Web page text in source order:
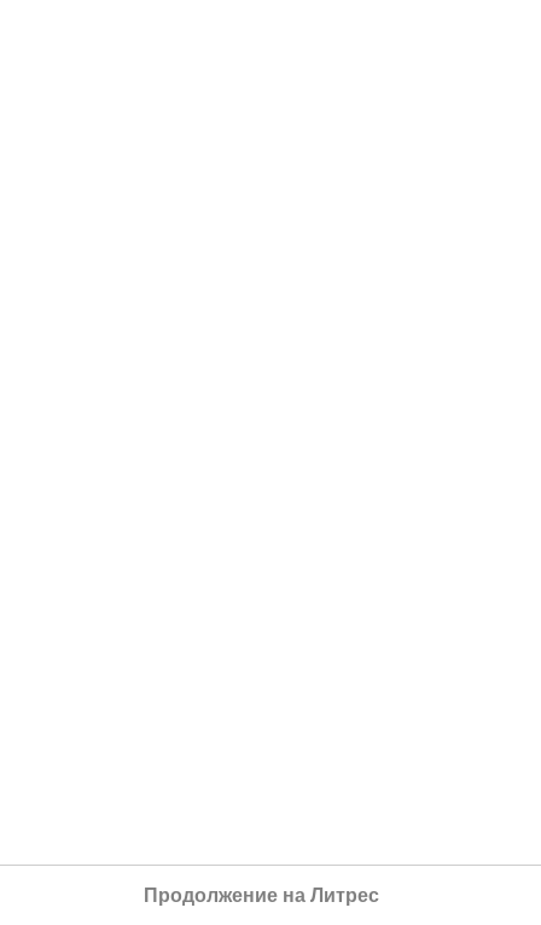
Продолжение на Литрес